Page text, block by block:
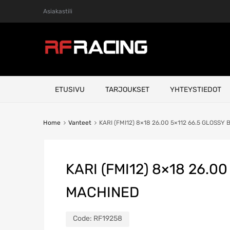
Asiakastili
ETUSIVU TARJOUKSET YHTEYSTIEDOT
Home Vanteet KARI (FMI12) 8×18 26.00 5×112 66.5 GLOSSY
KARI (FMI12) 8×18
MACHINED
Code: RF19258